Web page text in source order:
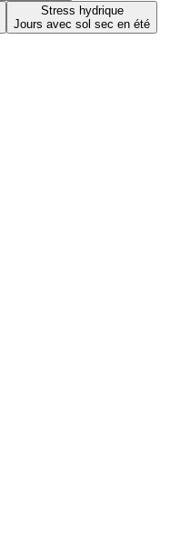
Stress hydrique
Jours avec sol sec en été